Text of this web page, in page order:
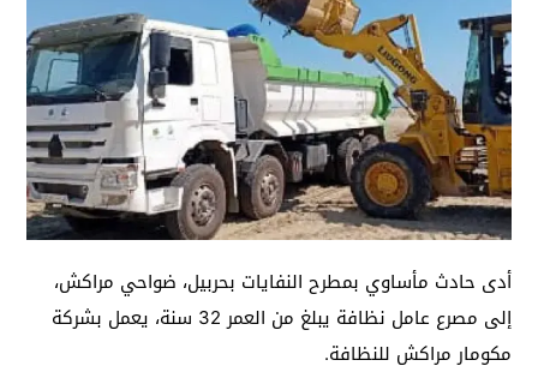
أدى حادث مأساوي بمطرح النفايات بحربيل، ضواحي مراكش،
إلى مصرع عامل نظافة يبلغ من العمر 32 سنة، يعمل بشركة
مكومار مراكش للنظافة.